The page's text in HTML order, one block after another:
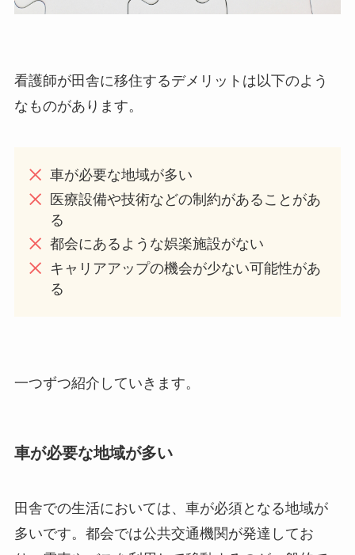
看護師が田舎に移住するデメリットは以下のよう
なものがあります。
車が必要な地域が多い
医療設備や技術などの制約があることがあ
る
都会にあるような娯楽施設がない
キャリアアップの機会が少ない可能性があ
る
一つずつ紹介していきます。
車が必要な地域が多い
田舎での生活においては、車が必須となる地域が
多いです。都会では公共交通機関が発達してお